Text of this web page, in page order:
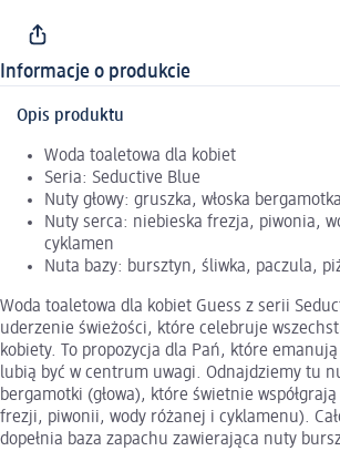
Informacje o produkcie
Opis produktu
Woda toaletowa dla kobiet
Seria: Seductive Blue
Nuty głowy: gruszka, włoska bergamotka
Nuty serca: niebieska frezja, piwonia,
cyklamen
Nuta bazy: bursztyn, śliwka, paczula,
Woda toaletowa dla kobiet Guess z serii
uderzenie świeżości, które celebruje
kobiety. To propozycja dla Pań, które
lubią być w centrum uwagi. Odnajdziemy tu
bergamotki (głowa), które świetnie
frezji, piwonii, wody różanej i cyklamenu).
dopełnia baza zapachu zawierająca nuty